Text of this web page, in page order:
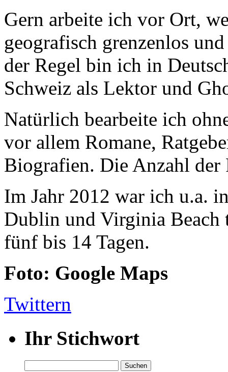
Gern arbeite ich vor Ort,
geografisch grenzenlos
der Regel bin ich in
Schweiz als Lektor und
Natürlich bearbeite ich
vor allem Romane,
Biografien. Die Anzahl der
Im Jahr 2012 war ich u.a.
Dublin und Virginia Beach
fünf bis 14 Tagen.
Foto: Google Maps
Twittern
Ihr Stichwort